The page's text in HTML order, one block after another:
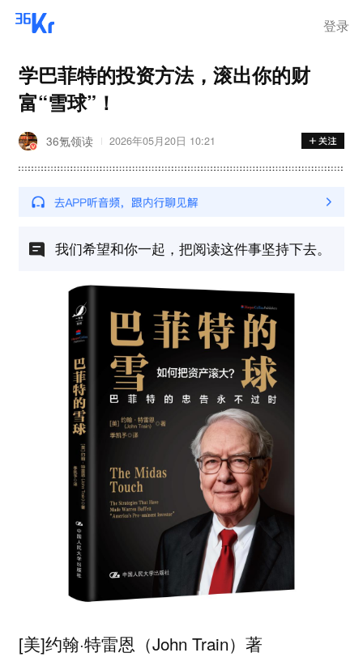
登录
学巴菲特的投资方法，滚出你的财
富“雪球”！
36氪领读 2026年05月20日 10:21
我们希望和你一起，把阅读这件事坚持下去。
[美]约翰·特雷恩（John Train）著